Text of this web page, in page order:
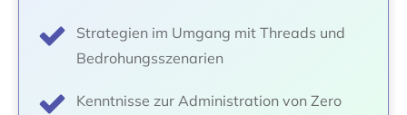
Strategien im Umgang mit Threads und
Bedrohungsszenarien
Kenntnisse zur Administration von Zero